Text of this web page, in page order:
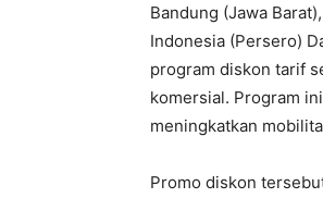
Bandung (Jawa
Indonesia (Persero)
program diskon tarif
komersial. Program
meningkatkan
Promo diskon